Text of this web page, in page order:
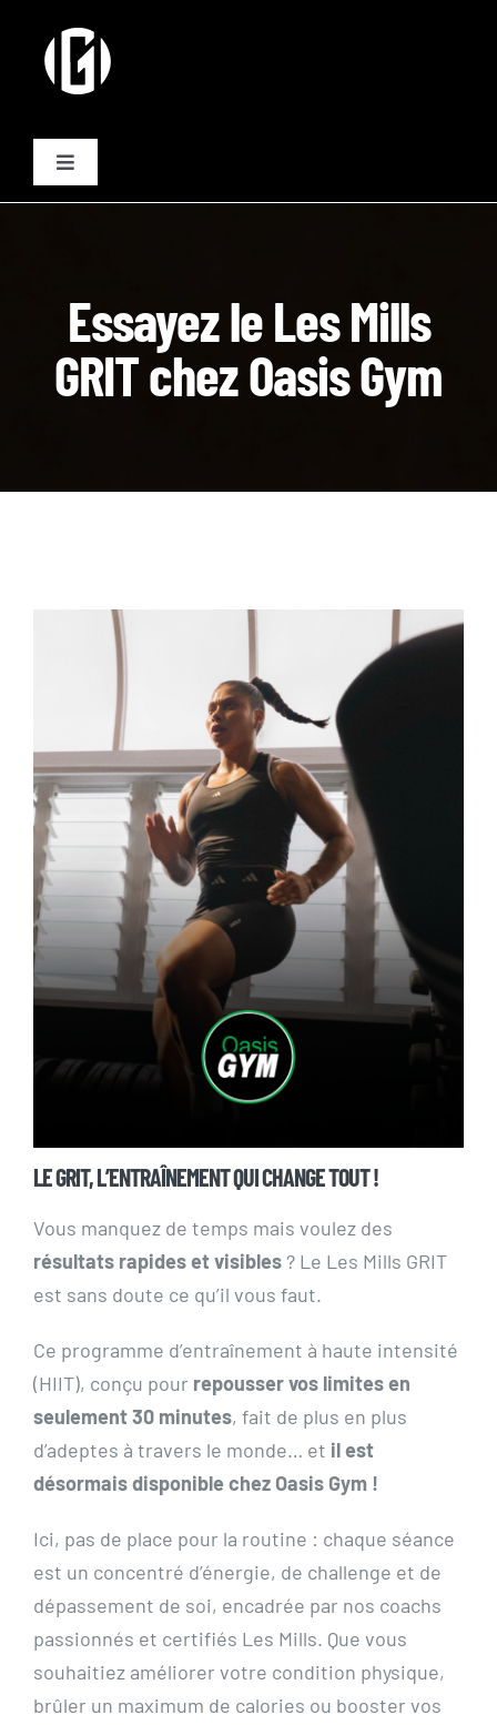
contenu
Toggle
Plannings
Pré-inscription/boutique
Essayez le Les Mills
GRIT chez Oasis Gym
LE GRIT, L’ENTRAÎNEMENT QUI CHANGE TOUT !
Vous manquez de temps mais voulez des
résultats rapides et visibles? Le Les Mills GRIT
est sans doute ce qu’il vous faut.
Ce programme d’entraînement à haute intensité
(HIIT), conçu pour repousser vos limites en
seulement 30 minutes, fait de plus en plus
d’adeptes à travers le monde… et il est
désormais disponible chez Oasis Gym !
Ici, pas de place pour la routine : chaque séance
est un concentré d’énergie, de challenge et de
dépassement de soi, encadrée par nos coachs
passionnés et certifiés Les Mills. Que vous
souhaitiez améliorer votre condition physique,
brûler un maximum de calories ou booster vos